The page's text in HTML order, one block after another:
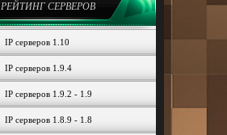
РЕЙТИНГ СЕРВЕРОВ
IP серверов 1.10
IP серверов 1.9.4
IP серверов 1.9.2 - 1.9
IP серверов 1.8.9 - 1.8